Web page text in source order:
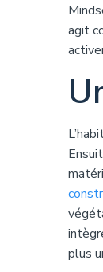
agit
plus